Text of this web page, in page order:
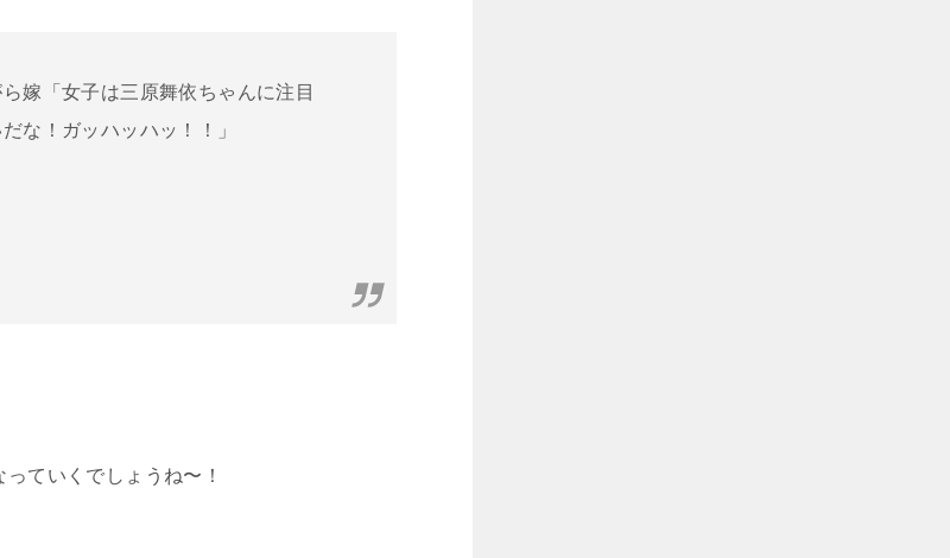
嫁「女子は三原舞依ちゃんに注目
な！ガッハッハッ！！」
ていくでしょうね〜！